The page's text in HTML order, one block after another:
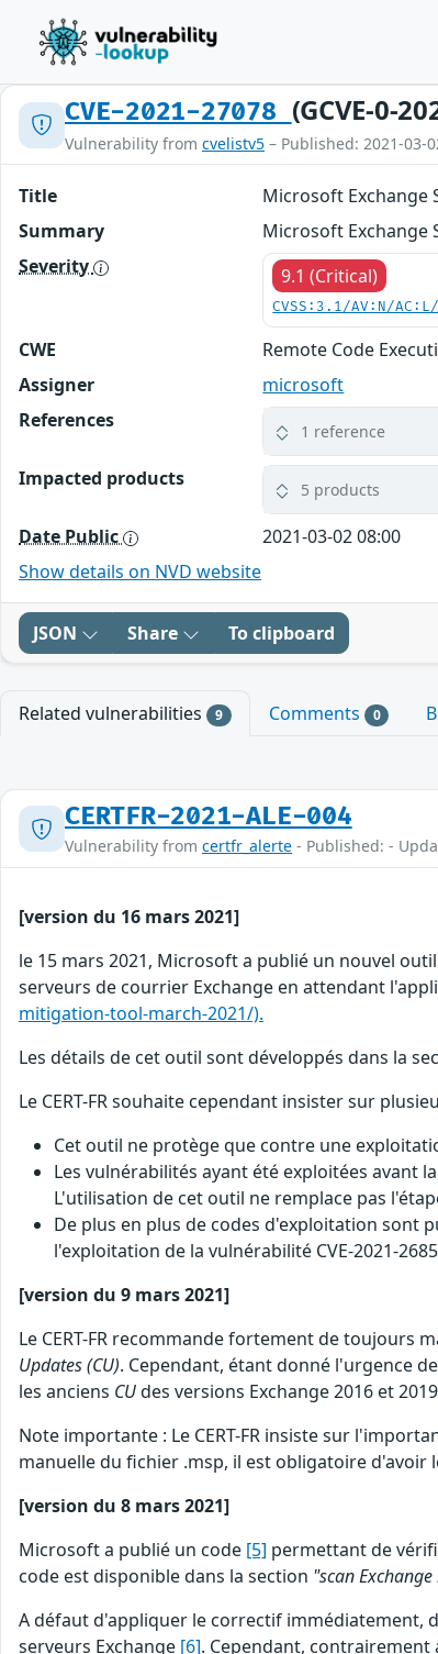
CVE-2021-27078 (GCVE-0-
Vulnerability from cvelistv5 – Published: 2021-03-
Title
Microsoft Exchange
Summary
Microsoft Exchange
Severity
9.1 (Critical)
CVSS:3.1/AV:N/
CWE
Remote Code
Assigner
microsoft
References
1 reference
Impacted products 5 products
Date Public
2021-03-02 08:00
Show details on NVD website
JSON Share To clipboard
Related vulnerabilities 9 Comments 0
CERTFR-2021-ALE-004
Vulnerability from certfr_alerte - Published: -
[version du 16 mars 2021]
le 15 mars 2021, Microsoft a publié un nouvel
serveurs de courrier Exchange en attendant
mitigation-tool-march-2021/).
Les détails de cet outil sont développés dans la
Le CERT-FR souhaite cependant insister sur
Cet outil ne protège que contre une
Les vulnérabilités ayant été exploitées avant
L'utilisation de cet outil ne remplace pas
De plus en plus de codes d'exploitation sont
l'exploitation de la vulnérabilité CVE-2021-
[version du 9 mars 2021]
Le CERT-FR recommande fortement de toujours
Updates (CU). Cependant, étant donné l'urgence
les anciens CUdes versions Exchange 2016 et 2019
Note importante : Le CERT-FR insiste sur
manuelle du fichier .msp, il est obligatoire
[version du 8 mars 2021]
Microsoft a publié un code [5] permettant de
code est disponible dans la section "scan
A défaut d'appliquer le correctif immédiatement,
serveurs Exchange [6]. Cependant,